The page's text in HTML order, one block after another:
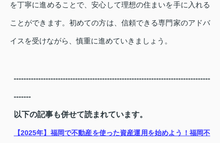
を丁寧に進めることで、安心して理想の住まいを手に入れる
ことができます。初めての方は、信頼できる専門家のアドバ
イスを受けながら、慎重に進めていきましょう。
--------------------------------------------------------------------------------
-------
以下の記事も併せて読まれています。
【2025年】福岡で不動産を使った資産運用を始めよう！福岡不